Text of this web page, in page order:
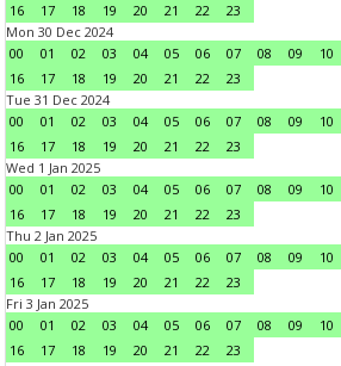
16
17 18 19 20 21 22
23
Mon 30 Dec 2024
00
01 02 03 04 05 06 07 08 09 10
16
17 18 19 20 21 22
23
Tue 31 Dec 2024
00
01 02 03 04 05 06 07 08 09 10
16
17 18 19 20 21 22
23
Wed 1 Jan 2025
00
01 02 03 04 05 06 07 08 09 10
16
17 18 19 20 21 22
23
Thu 2 Jan 2025
00
01 02 03 04 05 06 07 08 09 10
16
17 18 19 20 21 22
23
Fri 3 Jan 2025
00
01 02 03 04 05 06 07 08 09 10
16
17 18 19 20 21 22
23